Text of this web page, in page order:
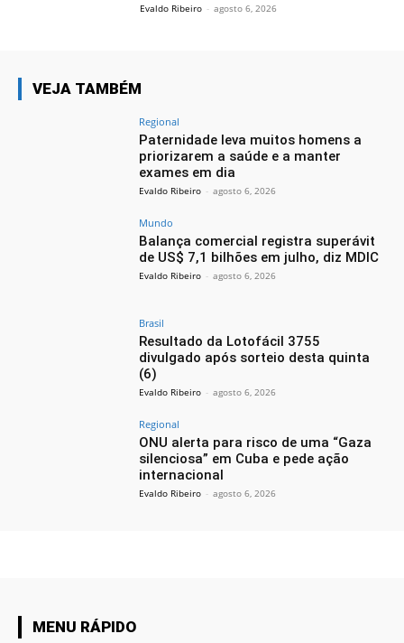
Evaldo Ribeiro - agosto 6, 2026
VEJA TAMBÉM
Regional
Paternidade leva muitos homens a
priorizarem a saúde e a manter
exames em dia
Evaldo Ribeiro - agosto 6, 2026
Mundo
Balança comercial registra superávit
de US$ 7,1 bilhões em julho, diz MDIC
Evaldo Ribeiro - agosto 6, 2026
Brasil
Resultado da Lotofácil 3755
divulgado após sorteio desta quinta
(6)
Evaldo Ribeiro - agosto 6, 2026
Regional
ONU alerta para risco de uma “Gaza
silenciosa” em Cuba e pede ação
internacional
Evaldo Ribeiro - agosto 6, 2026
MENU RÁPIDO